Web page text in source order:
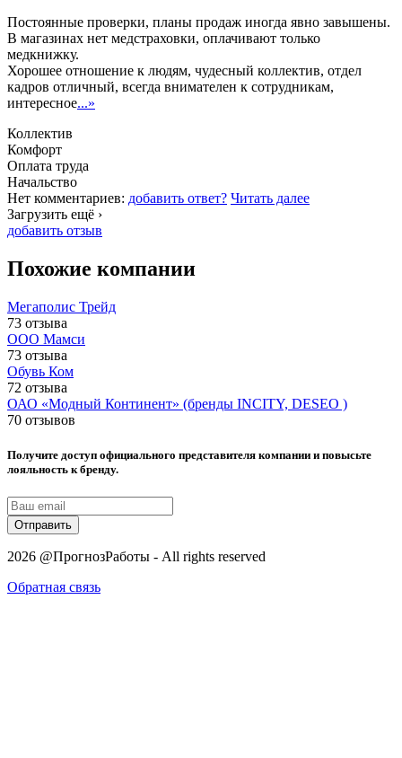
Постоянные проверки, планы продаж иногда явно завышены.
В магазинах нет медстраховки, оплачивают только
медкнижку.
Хорошее отношение к людям, чудесный коллектив, отдел
кадров отличный, всегда внимателен к сотрудникам,
интересное...»
Коллектив
Комфорт
Оплата труда
Начальство
Нет комментариев: добавить ответ? Читать далее
Загрузить ещё ›
добавить отзыв
Похожие компании
Мегаполис Трейд
73 отзыва
ООО Мамси
73 отзыва
Обувь Ком
72 отзыва
ОАО «Модный Континент» (бренды INCITY, DESEO )
70 отзывов
Получите доступ официального представителя компании и повысьте
лояльность к бренду.
Отправить
2026 @ПрогнозРаботы - All rights reserved
Обратная связь